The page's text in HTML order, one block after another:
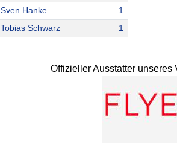
Sven Hanke
1
Tobias Schwarz
1
Offizieller Ausstatter unseres